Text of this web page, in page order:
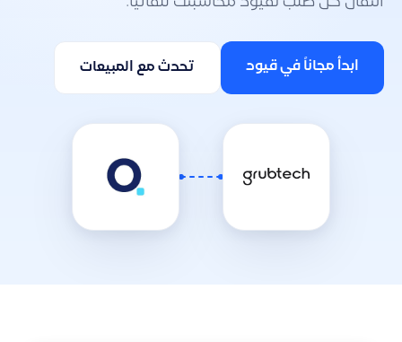
ابدأ مجاناً في قيود تحدث مع المبيعات